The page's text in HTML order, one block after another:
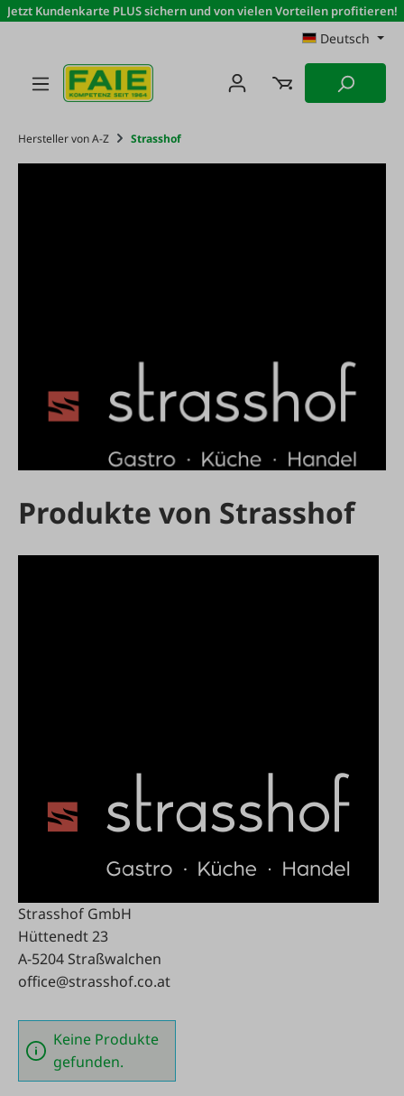
Zum Hauptinhalt springen
Jetzt Kundenkarte PLUS sichern und von vielen Vorteilen profitieren!
Deutsch
Hersteller von A-Z Strasshof
Produkte von Strasshof
Strasshof GmbH
Hüttenedt 23
A-5204 Straßwalchen ‍
office@strasshof.co.at
Keine Produkte
gefunden.